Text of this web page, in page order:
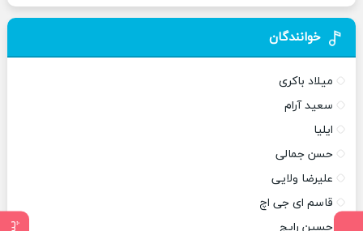
خوانندگان
میلاد باکری
سعید آرام
ایلیا
حسن جمالی
علیرضا ولایی
قاسم ای جی اچ
حسین رایج